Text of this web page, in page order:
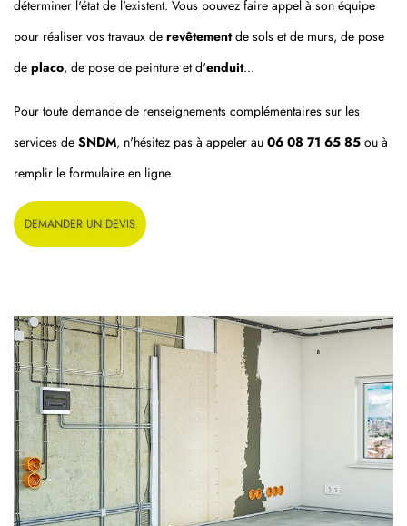
déterminer l'état de l'existent. Vous pouvez faire appel à son équipe
pour réaliser vos travaux de revêtementde sols et de murs, de pose
de placo, de pose de peinture et d'enduit...
Pour toute demande de renseignements complémentaires sur les
services de SNDM, n'hésitez pas à appeler au 06 08 71 65 85 ou à
remplir le formulaire en ligne.
DEMANDER UN DEVIS